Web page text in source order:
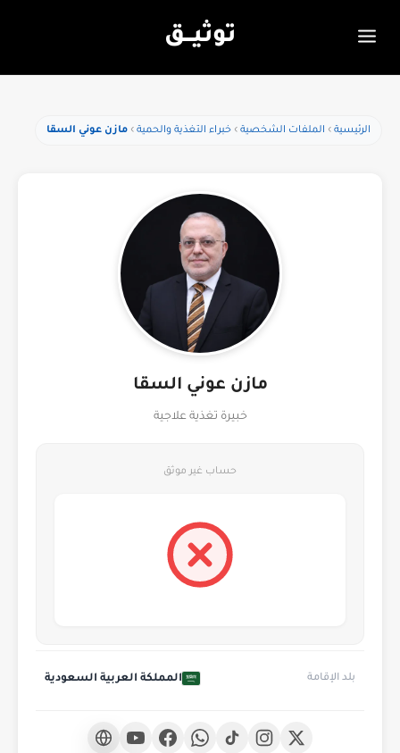
توثيـــق
الرئيسية الملفات الشخصية خبراء التغذية والحمية مازن عوني السقا
مازن عوني السقا
خبيرة تغذية علاجية
حساب غير موثق
بلد الإقامة المملكة العربية السعودية